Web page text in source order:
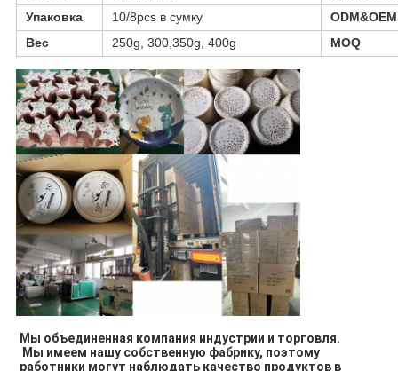
Упаковка
10/8pcs в сумку
ODM&OEM
Вес
250g, 300,350g, 400g MOQ
Мы объединенная компания индустрии и торговля.
Мы имеем нашу собственную фабрику, поэтому
работники могут наблюдать качество продуктов в